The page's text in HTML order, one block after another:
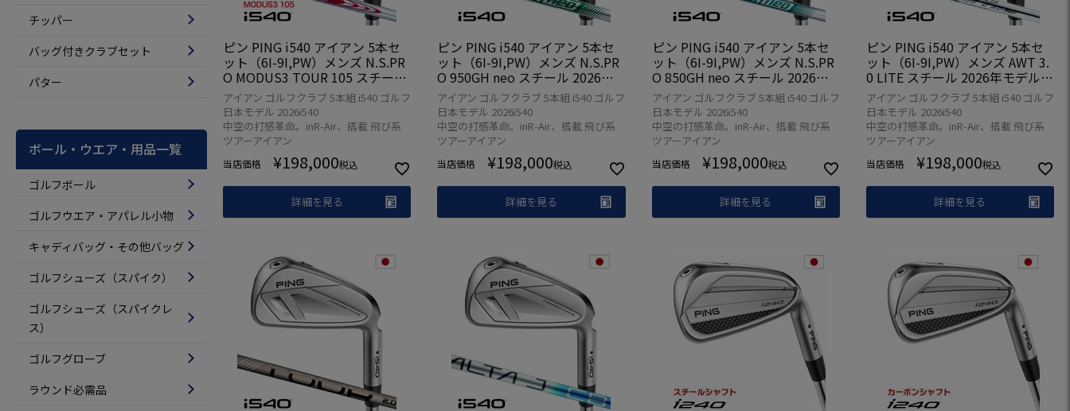
チッパー
バッグ付きクラブセット
パター
ボール・ウエア・用品一覧
ゴルフボール
ゴルフウエア・アパレル小物
キャディバッグ・その他バッグ
ゴルフシューズ（スパイク）
ゴルフシューズ（スパイクレ
ス）
ゴルフグローブ
ラウンド必需品
ピン PING i540 アイアン 5本セ
ット（6I-9I,PW）メンズ N.S.PR
O MODUS3 TOUR 105 スチール
2026年モデル 日本正規品 日本モ
デル ゴルフ ゴルフクラブ 右用
右打ち 右利き
アイアン ゴルフクラブ 5本組 i540 ゴルフ
日本モデル 2026i540
中空の打感革命。inR-Air、搭載 飛び系
ツアーアイアン
当店価格 ¥198,000税込
詳細を見る
ピン PING i540 アイアン 5本セ
ット（6I-9I,PW）メンズ N.S.PR
O 950GH neo スチール 2026年
モデル 日本正規品 日本モデル ゴ
ルフ ゴルフクラブ 右用 右打ち
右利き
アイアン ゴルフクラブ 5本組 i540 ゴルフ
日本モデル 2026i540
中空の打感革命。inR-Air、搭載 飛び系
ツアーアイアン
当店価格 ¥198,000税込
詳細を見る
ピン PING i540 アイアン 5本セ
ット（6I-9I,PW）メンズ N.S.PR
O 850GH neo スチール 2026年
モデル 日本正規品 日本モデル ゴ
ルフ ゴルフクラブ 右用 右打ち
右利き
アイアン ゴルフクラブ 5本組 i540 ゴルフ
日本モデル 2026i540
中空の打感革命。inR-Air、搭載 飛び系
ツアーアイアン
当店価格 ¥198,000税込
詳細を見る
ピン PING i540 アイアン 5本セ
ット（6I-9I,PW）メンズ AWT 3.
0 LITE スチール 2026年モデル
日本正規品 日本モデル ゴルフ ゴ
ルフクラブ 右用 右打ち 右利き
アイアン ゴルフクラブ 5本組 i540 ゴルフ
日本モデル 2026i540
中空の打感革命。inR-Air、搭載 飛び系
ツアーアイアン
当店価格 ¥198,000税込
詳細を見る